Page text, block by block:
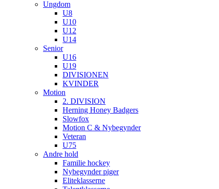
Ungdom
U8
U10
U12
U14
Senior
U16
U19
DIVISIONEN
KVINDER
Motion
2. DIVISION
Herning Honey Badgers
Slowfox
Motion C & Nybegynder
Veteran
U75
Andre hold
Familie hockey
Nybegynder piger
Eliteklasserne